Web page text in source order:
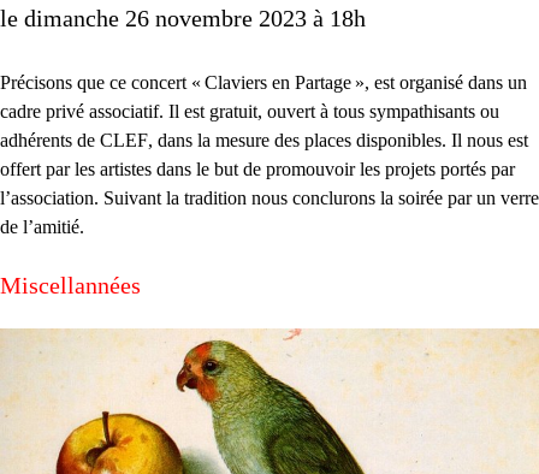
le dimanche 26 novembre 2023 à 18h
Précisons que ce concert « Claviers en Partage », est organisé dans un
cadre privé associatif. Il est gratuit, ouvert à tous sympathisants ou
adhérents de CLEF, dans la mesure des places disponibles. Il nous est
offert par les artistes dans le but de promouvoir les projets portés par
l’association. Suivant la tradition nous conclurons la soirée par un verre
de l’amitié.
Miscellannées